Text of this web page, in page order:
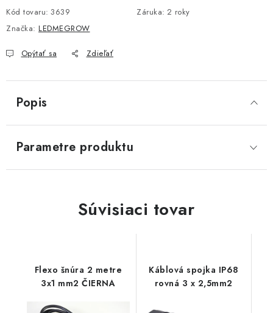
Kód tovaru: 3639 Záruka: 2 roky
Značka: LEDMEGROW
Opýtať sa Zdieľať
Popis
Parametre produktu
Súvisiaci tovar
Flexo šnúra 2 metre
3x1 mm2 ČIERNA
Káblová spojka IP68
rovná 3 x 2,5mm2